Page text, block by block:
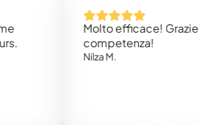
Molto efficace! Grazie per la
competenza!
Nilza M.